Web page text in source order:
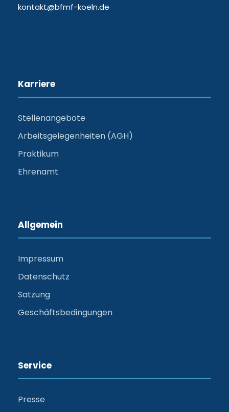
kontakt@bfmf-koeln.de
Karriere
Stellenangebote
Arbeitsgelegenheiten (AGH)
Praktikum
Ehrenamt
Allgemein
Impressum
Datenschutz
Satzung
Geschäftsbedingungen
Service
Presse